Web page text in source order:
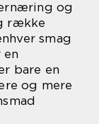
og
række
smag
bare en
og mere